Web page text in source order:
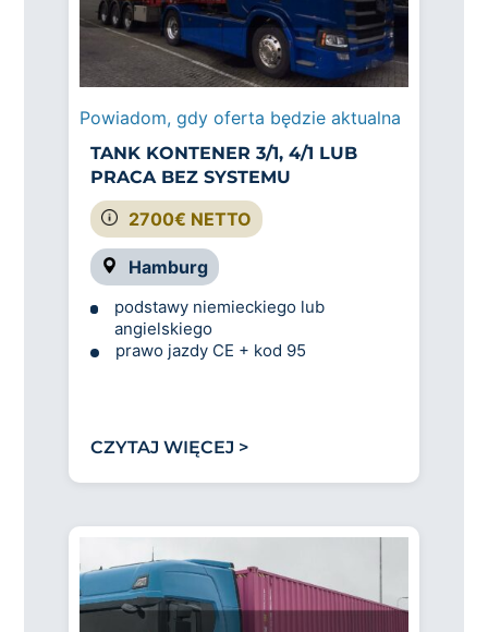
Powiadom, gdy oferta będzie aktualna
2700€ NETTO
Hamburg
TANK KONTENER 3/1, 4/1 LUB
PRACA BEZ SYSTEMU
podstawy niemieckiego lub
angielskiego
prawo jazdy CE + kod 95
CZYTAJ WIĘCEJ >